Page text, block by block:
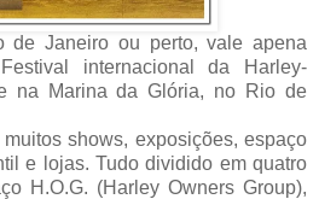
de Janeiro ou perto, vale apena
internacional da Harley-
na Marina da Glória, no Rio de
shows, exposições, espaço
e lojas. Tudo dividido em quatro
H.O.G. (Harley Owners Group),